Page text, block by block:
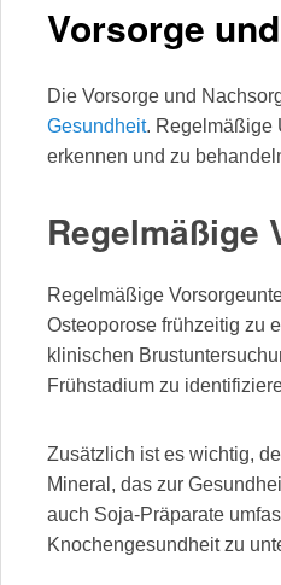
Vorsorge
Die Vorsorge und
Gesundheit. Regelmäßige
erkennen und zu
Regelmäßige
Regelmäßige
Osteoporose frühzeitig zu
klinischen
Frühstadium zu
Zusätzlich ist es wichtig,
Mineral, das zur
auch Soja-Präparate
Knochengesundheit zu